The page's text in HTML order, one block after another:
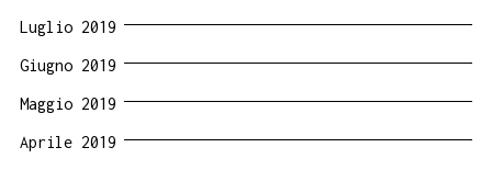
Luglio 2019
Giugno 2019
Maggio 2019
Aprile 2019